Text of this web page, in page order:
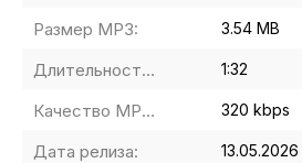
Размер MP3: 3.54 MB
Длительность MP3: 1:32
Качество MP3: 320 kbps
Дата релиза: 13.05.2026